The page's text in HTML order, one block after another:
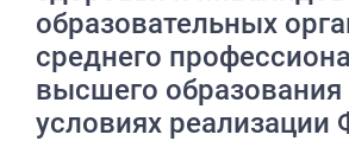
образовательных
среднего
высшего образования
условиях реализации